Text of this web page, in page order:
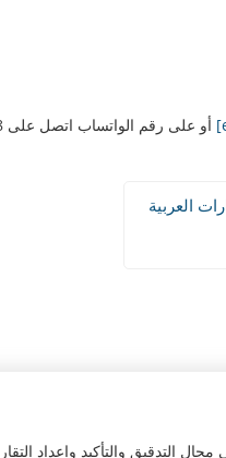
أو على رقم الواتساب اتصل على 00971526922588
العربية